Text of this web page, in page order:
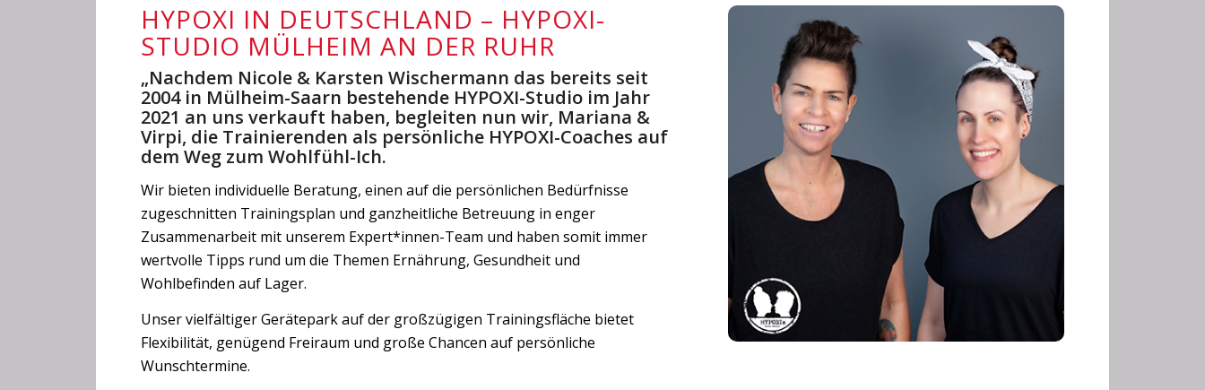
HYPOXI IN DEUTSCHLAND – HYPOXI-
STUDIO MÜLHEIM AN DER RUHR
„Nachdem Nicole & Karsten Wischermann das bereits seit
2004 in Mülheim-Saarn bestehende HYPOXI-Studio im Jahr
2021 an uns verkauft haben, begleiten nun wir, Mariana &
Virpi, die Trainierenden als persönliche HYPOXI-Coaches auf
dem Weg zum Wohlfühl-Ich.
Wir bieten individuelle Beratung, einen auf die persönlichen Bedürfnisse
zugeschnitten Trainingsplan und ganzheitliche Betreuung in enger
Zusammenarbeit mit unserem Expert*innen-Team und haben somit immer
wertvolle Tipps rund um die Themen Ernährung, Gesundheit und
Wohlbefinden auf Lager.
Unser vielfältiger Gerätepark auf der großzügigen Trainingsfläche bietet
Flexibilität, genügend Freiraum und große Chancen auf persönliche
Wunschtermine.